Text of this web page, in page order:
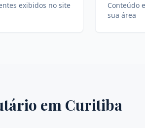
exibidos no site
Conteúdo
sua área
em Curitiba